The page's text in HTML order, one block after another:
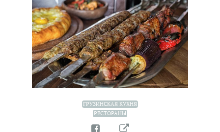
ГРУЗИНСКАЯ КУХНЯ
РЕСТОРАНЫ